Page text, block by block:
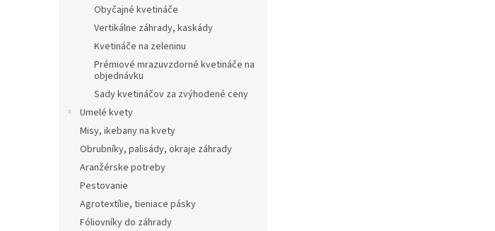
Obyčajné kvetináče
Vertikálne záhrady, kaskády
Kvetináče na zeleninu
Prémiové mrazuvzdorné kvetináče na
objednávku
Sady kvetináčov za zvýhodené ceny
Umelé kvety
Misy, ikebany na kvety
Obrubníky, palisády, okraje záhrady
Aranžérske potreby
Pestovanie
Agrotextílie, tieniace pásky
Fóliovníky do záhrady